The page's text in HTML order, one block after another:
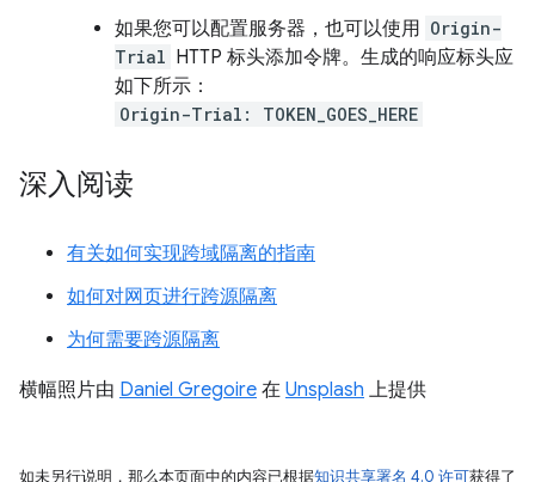
如果您可以配置服务器，也可以使用 Origin-
Trial HTTP 标头添加令牌。生成的响应标头应
如下所示：
Origin-Trial: TOKEN_GOES_HERE
深入阅读
有关如何实现跨域隔离的指南
如何对网页进行跨源隔离
为何需要跨源隔离
横幅照片由 Daniel Gregoire 在 Unsplash 上提供
如未另行说明，那么本页面中的内容已根据知识共享署名 4.0 许可获得了